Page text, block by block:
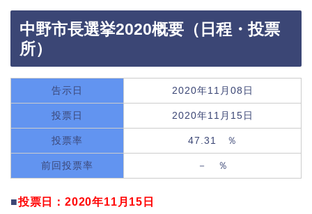
中野市長選挙2020概要（日程・投票
所）
告示日 2020年11月08日
投票日 2020年11月15日
投票率 47.31 ％
前回投票率 － ％
■投票日：2020年11月15日